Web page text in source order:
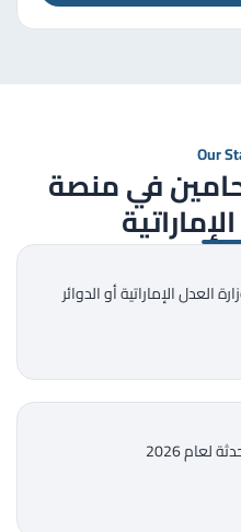
Our
في منصة
العدل الإماراتية أو الدوائر
لعام 2026